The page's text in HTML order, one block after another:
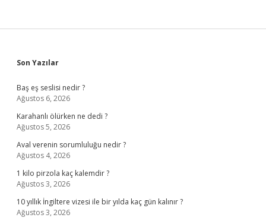
Sidebar
Son Yazılar
Baş eş seslisi nedir ?
Ağustos 6, 2026
Karahanlı ölürken ne dedi ?
Ağustos 5, 2026
Aval verenin sorumluluğu nedir ?
Ağustos 4, 2026
1 kilo pirzola kaç kalemdir ?
Ağustos 3, 2026
10 yıllık İngiltere vizesi ile bir yılda kaç gün kalınır ?
Ağustos 3, 2026